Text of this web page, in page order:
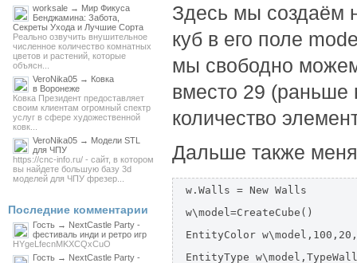
Здесь мы создаём
куб в его поле
мы свободно
вместо 29 (раньше
количество
Дальше также
w.Walls = New Walls
w\model=CreateCube()
EntityColor
EntityType
worksale → Мир Фикуса
Бенджамина: Забота,
Секреты Ухода и Лучшие Сорта
Реально озвучить внушительное
численное количество комнатных
цветов и растений, которые
объясн...
VeroNika05 → Ковка
в Воронеже
Ковка Президент предоставляет
своим клиентам огромный спектр
услуг в сфере художественной
ковк...
VeroNika05 → Модели STL
для ЧПУ
https://cnc-info.ru/ - сайт, в котором
вы найдете большую базу 3d
моделей для ЧПУ фрезер...
Последние комментарии
Гость → NextCastle Party -
фестиваль инди и ретро игр
HYgeLfecnMKXCQxCuO
Гость → NextCastle Party -